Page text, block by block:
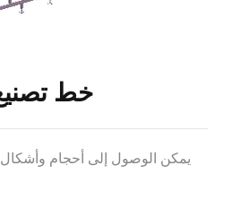
خط
يمكن الوصول إلى أحجام